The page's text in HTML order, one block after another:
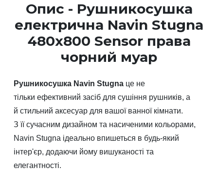
Опис - Рушникосушка
електрична Navin Stugna
480х800 Sensor права
чорний муар
Рушникосушка Navin Stugna це не
тільки ефективний засіб для сушіння рушників, а
й стильний аксесуар для вашої ванної кімнати.
З її сучасним дизайном та насиченими кольорами,
Navin Stugna ідеально впишеться в будь-який
інтер'єр, додаючи йому вишуканості та
елегантності.